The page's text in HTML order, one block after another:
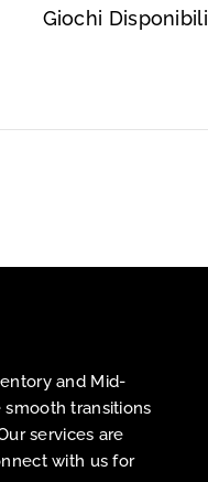
Giochi Disponibili
and Mid-
smooth transitions
services are
with us for